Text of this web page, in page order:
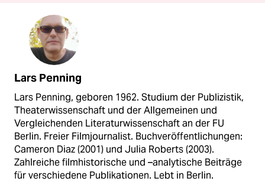
Lars Penning
Lars Penning, geboren 1962. Studium der Publizistik,
Theaterwissenschaft und der Allgemeinen und
Vergleichenden Literaturwissenschaft an der FU
Berlin. Freier Filmjournalist. Buchveröffentlichungen:
Cameron Diaz (2001) und Julia Roberts (2003).
Zahlreiche filmhistorische und –analytische Beiträge
für verschiedene Publikationen. Lebt in Berlin.